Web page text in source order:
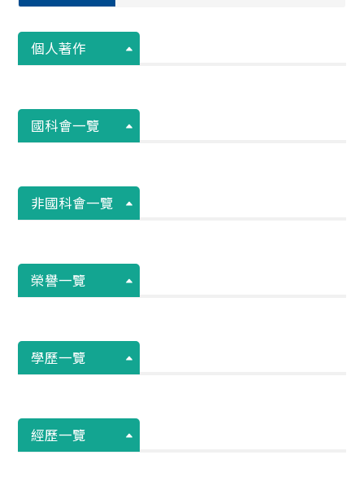
個人著作
國科會一覽
非國科會一覽
榮譽一覽
學歷一覽
經歷一覽